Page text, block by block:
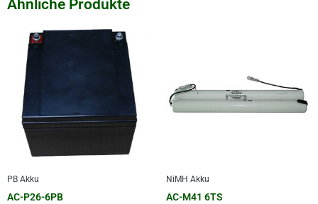
Ähnliche Produkte
PB Akku
AC-P26-6PB
NiMH Akku
AC-M41 6TS